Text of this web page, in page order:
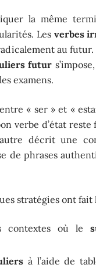
la même
Les verbes
au
futur
examens.
« ser » et «
verbe d’état reste
décrit une
de phrases
stratégies ont fait
contextes où le
à l’aide de